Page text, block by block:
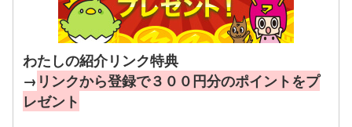
わたしの紹介リンク特典
→ リンクから登録で３００円分のポイントをプ
レゼント